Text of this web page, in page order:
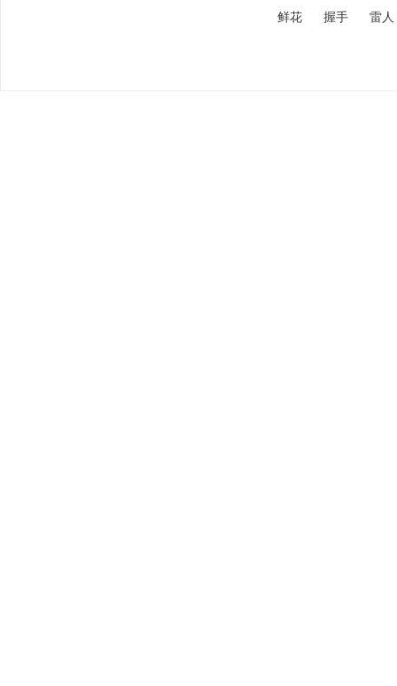
鲜花 握手 雷人